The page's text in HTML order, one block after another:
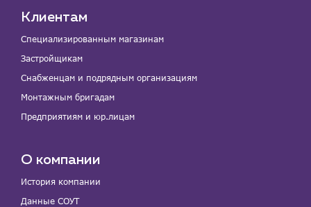
Клиентам
Специализированным магазинам
Застройщикам
Снабженцам и подрядным организациям
Монтажным бригадам
Предприятиям и юр.лицам
О компании
История компании
Данные СОУТ